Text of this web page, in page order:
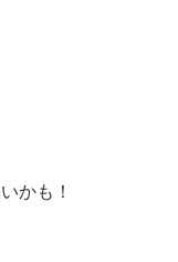
かも！